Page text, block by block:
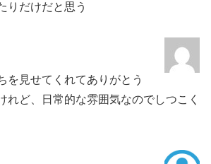
りだけだと思う
を見せてくれてありがとう
れど、日常的な雰囲気なのでしつこく